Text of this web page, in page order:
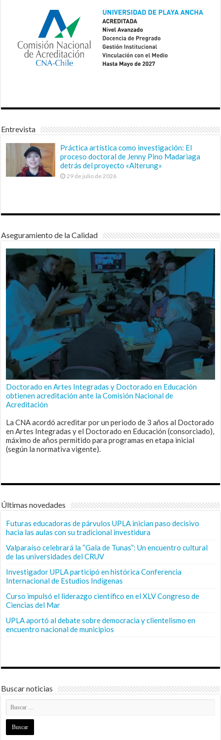
Entrevista
Práctica artística como investigación: El
proceso doctoral de Jenny Pino Madariaga
detrás del proyecto «Alterung»
29 de julio de 2026
Aseguramiento de la Calidad
Doctorado en Artes Integradas y Doctorado en Educación
obtienen acreditación ante la Comisión Nacional de
Acreditación
La CNA acordó acreditar por un periodo de 3 años al Doctorado
en Artes Integradas y el Doctorado en Educación (consorciado),
máximo de años permitido para programas en etapa inicial
(según la normativa vigente).
Últimas novedades
Futuras educadoras de párvulos UPLA inician paso decisivo
hacia las aulas con su tradicional investidura
Valparaíso celebrará la “Gala de Tunas”: Un encuentro cultural
de las universidades del CRUV
Investigador UPLA participó en histórica Conferencia
Internacional de Estudios Indígenas
Curso impulsó el liderazgo científico en el XLV Congreso de
Ciencias del Mar
UPLA aportó al debate sobre democracia y clientelismo en
encuentro nacional de municipios
Buscar noticias